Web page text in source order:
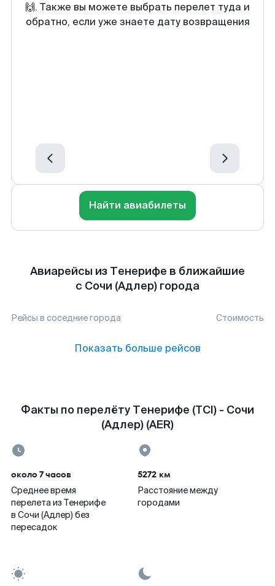
🙌. Также вы можете выбрать перелет туда и
обратно, если уже знаете дату возвращения
Найти авиабилеты
Авиарейсы из Тенерифе в ближайшие
с Сочи (Адлер) города
Рейсы в соседние города Стоимость
Показать больше рейсов
Факты по перелёту Тенерифе (TCI) - Сочи
(Адлер) (AER)
около 7 часов
Среднее время
перелета из Тенерифе
в Сочи (Адлер) без
пересадок
5272 км
Расстояние между
городами